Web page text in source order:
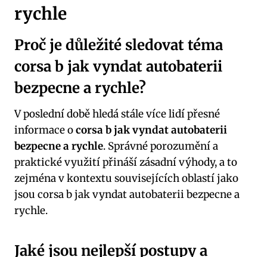
rychle
Proč je důležité sledovat téma
corsa b jak vyndat autobaterii
bezpecne a rychle?
V poslední době hledá stále více lidí přesné
informace ocorsa b jak vyndat autobaterii
bezpecne a rychle. Správné porozumění a
praktické využití přináší zásadní výhody, a to
zejména v kontextu souvisejících oblastí jako
jsou corsa b jak vyndat autobaterii bezpecne a
rychle.
Jaké jsou nejlepší postupy a